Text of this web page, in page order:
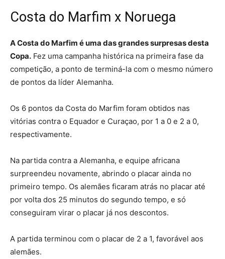
Costa do Marfim x Noruega
A Costa do Marfim é uma das grandes surpresas desta
Copa. Fez uma campanha histórica na primeira fase da
competição, a ponto de terminá-la com o mesmo número
de pontos da líder Alemanha.
Os 6 pontos da Costa do Marfim foram obtidos nas
vitórias contra o Equador e Curaçao, por 1 a 0 e 2 a 0,
respectivamente.
Na partida contra a Alemanha, e equipe africana
surpreendeu novamente, abrindo o placar ainda no
primeiro tempo. Os alemães ficaram atrás no placar até
por volta dos 25 minutos do segundo tempo, e só
conseguiram virar o placar já nos descontos.
A partida terminou com o placar de 2 a 1, favorável aos
alemães.